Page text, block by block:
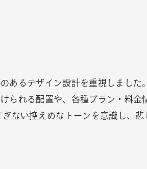
あるデザイン設計を重視しました
られる配置や、各種プラン・料金
ない控えめなトーンを意識し、悲